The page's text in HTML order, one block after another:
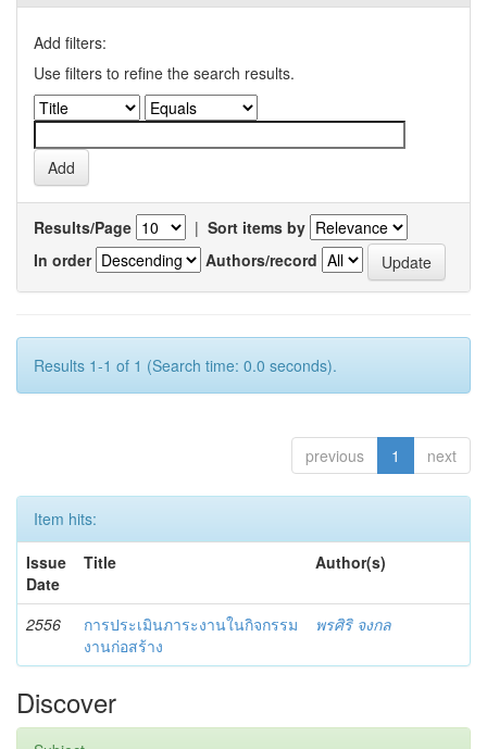
Add filters:
Use filters to refine the search results.
Results/Page | Sort items by
In order
Authors/record
Results 1-1 of 1 (Search time: 0.0 seconds).
previous 1 next
Item hits:
Issue
Date
Title Author(s)
2556
การประเมินภาระงานในกิจกรรม
งานก่อสร้าง
พรศิริ จงกล
Discover